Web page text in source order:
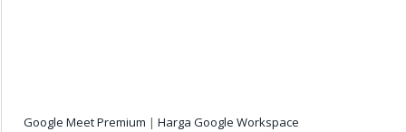
Google Meet Premium | Harga Google Workspace